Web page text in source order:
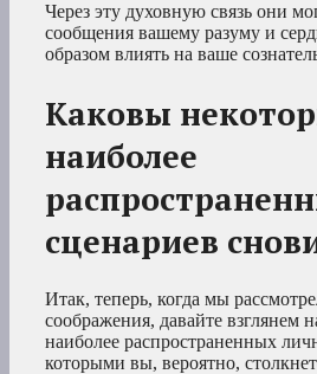
Через эту духовную связь они
сообщения вашему разуму и
образом влиять на ваше
Каковы
наиболее
сценариев
Итак, теперь, когда мы
соображения, давайте взглянем
наиболее распространенных
которыми вы, вероятно,